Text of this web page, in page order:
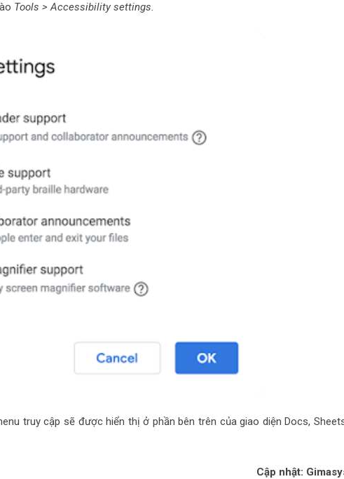
Tools > Accessibility settings.
truy cập sẽ được hiển thị ở phần bên trên của giao diện Docs,
Cập nhật: